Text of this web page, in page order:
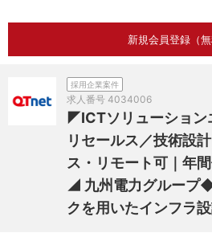
新規会員登録（無
採用企業案件
求人番号 4034006
◤ICTソリューション
リセールス／技術設
ス・リモート可｜年
◢ 九州電力グループ
クを用いたインフラ